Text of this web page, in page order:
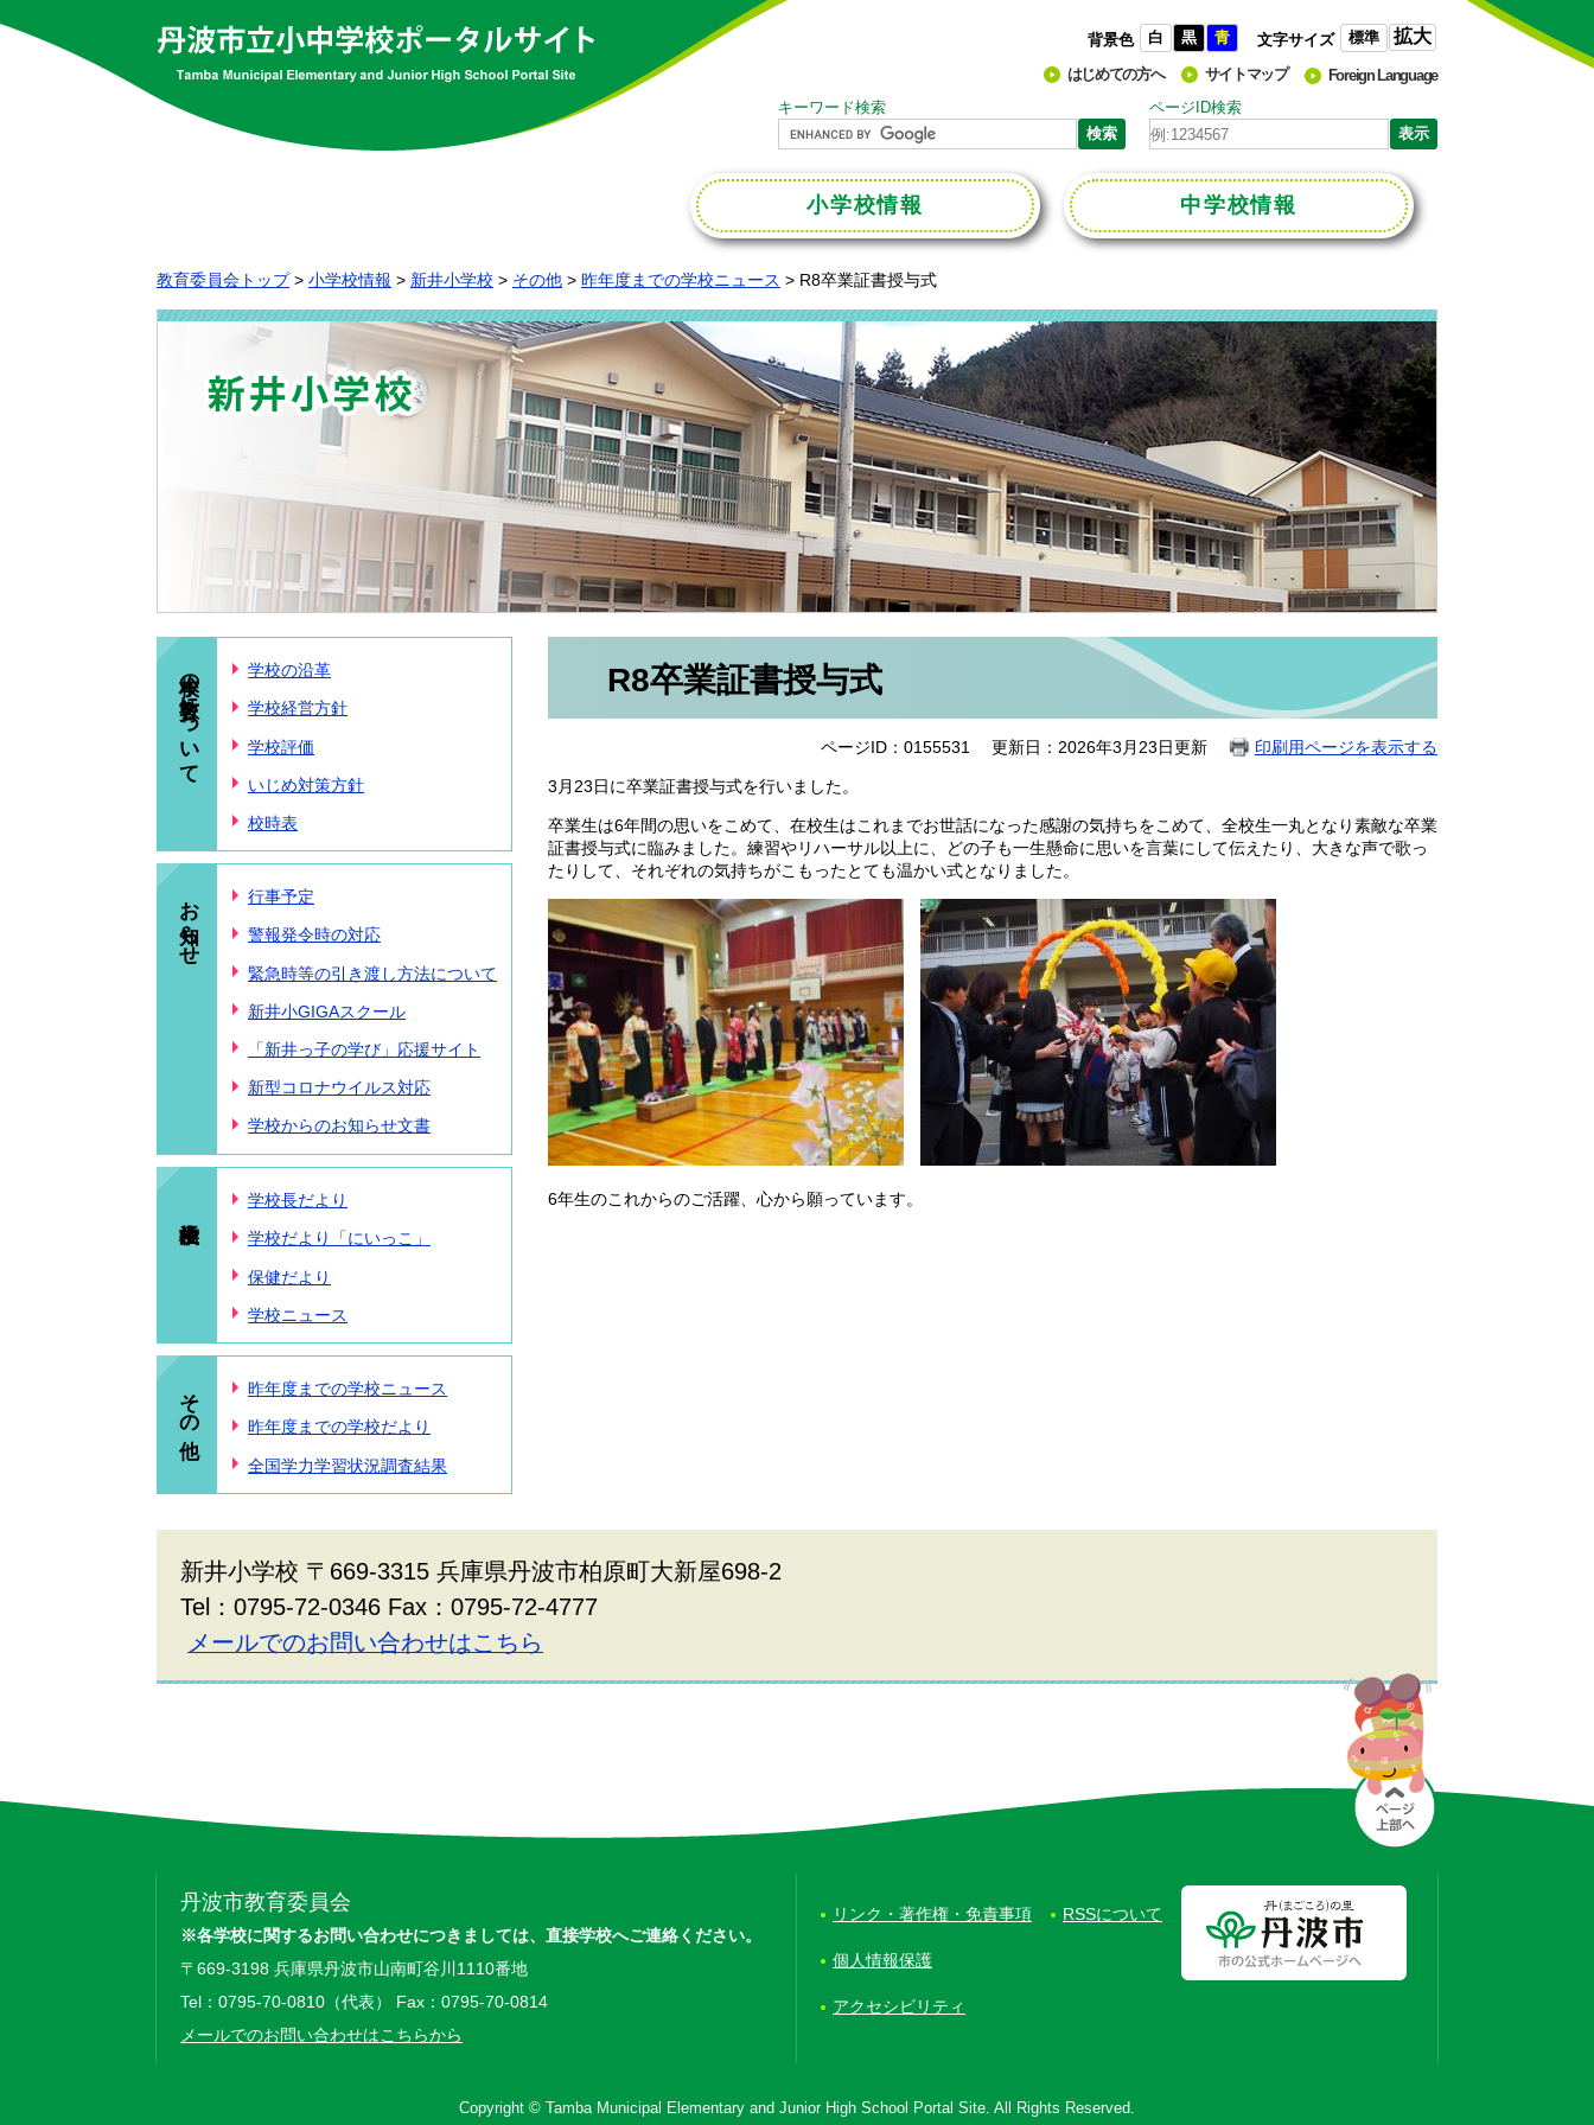
背景色 白 黒 青 文字サイズ 標準 拡大
はじめての方へ サイトマップ
Foreign Language
キーワード検索
ページID検索
小学校情報 中学校情報
教育委員会トップ > 小学校情報 > 新井小学校 > その他 > 昨年度までの学校ニュース > R8卒業証書授与式
本校の教育について 学校の沿革
学校経営方針
学校評価
いじめ対策方針
校時表
お知らせ 行事予定
警報発令時の対応
緊急時等の引き渡し方法について
新井小GIGAスクール
「新井っ子の学び」応援サイト
新型コロナウイルス対応
学校からのお知らせ文書
学校長だより
学校だより「にいっこ」
保健だより
学校ニュース
その他 昨年度までの学校ニュース
昨年度までの学校だより
全国学力学習状況調査結果
R8卒業証書授与式
ページID：0155531 更新日：2026年3月23日更新 印刷用ページを表示する
3月23日に卒業証書授与式を行いました。
卒業生は6年間の思いをこめて、在校生はこれまでお世話になった感謝の気持ちをこめて、全校生一丸となり素敵な卒業
証書授与式に臨みました。練習やリハーサル以上に、どの子も一生懸命に思いを言葉にして伝えたり、大きな声で歌っ
たりして、それぞれの気持ちがこもったとても温かい式となりました。
6年生のこれからのご活躍、心から願っています。
新井小学校 〒669-3315 兵庫県丹波市柏原町大新屋698-2
Tel：0795-72-0346 Fax：0795-72-4777
メールでのお問い合わせはこちら
丹波市教育委員会
※各学校に関するお問い合わせにつきましては、 直接学校へご連絡ください。
〒669-3198 兵庫県丹波市山南町谷川1110番地
Tel：0795-70-0810（代表） Fax：0795-70-0814
メールでのお問い合わせはこちらから
リンク・著作権・免責事項 RSSについて
個人情報保護
アクセシビリティ
Copyright © Tamba Municipal Elementary and Junior High School Portal Site. All Rights Reserved.